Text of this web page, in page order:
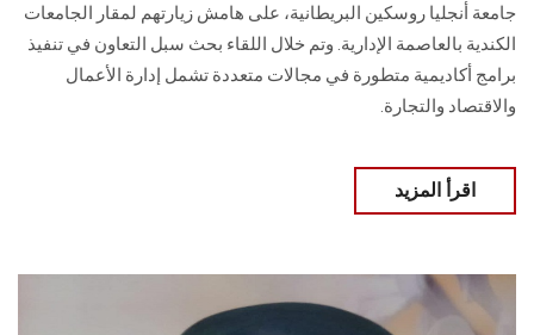
جامعة أنجليا روسكين البريطانية، على هامش زيارتهم لمقار الجامعات
الكندية بالعاصمة الإدارية. وتم خلال اللقاء بحث سبل التعاون في تنفيذ
برامج أكاديمية متطورة في مجالات متعددة تشمل إدارة الأعمال
والاقتصاد والتجارة.
اقرأ المزيد